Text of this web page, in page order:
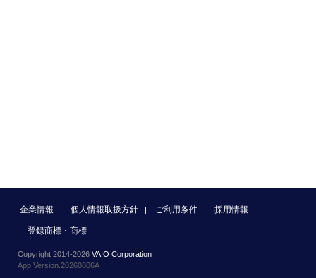
企業情報 個人情報取扱方針 ご利用条件 採用情報
登録商標・商標
Copyright 2014-2026 VAIO Corporation
App Version.20260806A